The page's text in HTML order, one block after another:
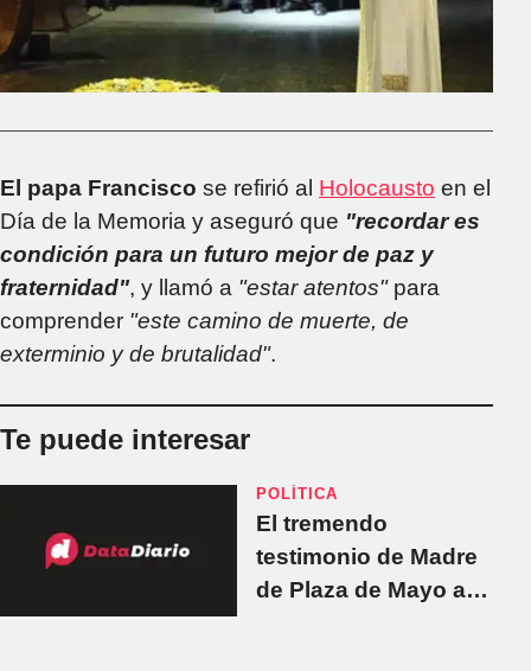
El papa Francisco se refirió al Holocausto en el
Día de la Memoria y aseguró que "recordar es
condición para un futuro mejor de paz y
fraternidad", y llamó a "estar atentos"para
comprender "este camino de muerte, de
exterminio y de brutalidad".
Te puede interesar
POLÍTICA
El tremendo
testimonio de Madre
de Plaza de Mayo a